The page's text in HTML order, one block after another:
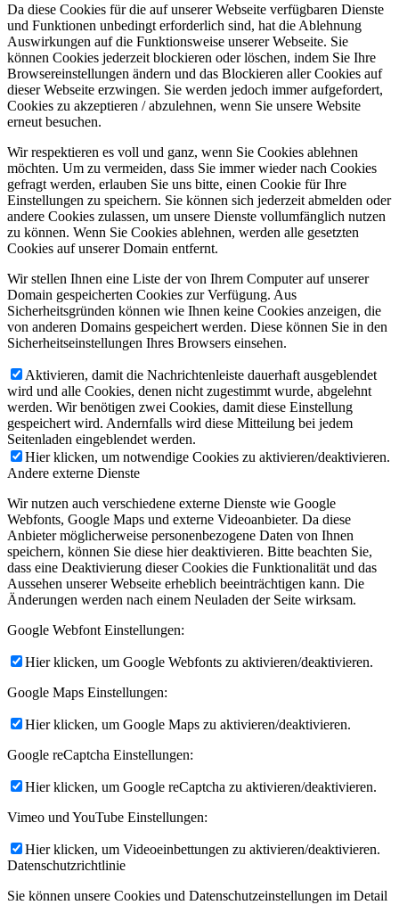
Da diese Cookies für die auf unserer Webseite verfügbaren Dienste
und Funktionen unbedingt erforderlich sind, hat die Ablehnung
Auswirkungen auf die Funktionsweise unserer Webseite. Sie
können Cookies jederzeit blockieren oder löschen, indem Sie Ihre
Browsereinstellungen ändern und das Blockieren aller Cookies auf
dieser Webseite erzwingen. Sie werden jedoch immer aufgefordert,
Cookies zu akzeptieren / abzulehnen, wenn Sie unsere Website
erneut besuchen.
Wir respektieren es voll und ganz, wenn Sie Cookies ablehnen
möchten. Um zu vermeiden, dass Sie immer wieder nach Cookies
gefragt werden, erlauben Sie uns bitte, einen Cookie für Ihre
Einstellungen zu speichern. Sie können sich jederzeit abmelden oder
andere Cookies zulassen, um unsere Dienste vollumfänglich nutzen
zu können. Wenn Sie Cookies ablehnen, werden alle gesetzten
Cookies auf unserer Domain entfernt.
Wir stellen Ihnen eine Liste der von Ihrem Computer auf unserer
Domain gespeicherten Cookies zur Verfügung. Aus
Sicherheitsgründen können wie Ihnen keine Cookies anzeigen, die
von anderen Domains gespeichert werden. Diese können Sie in den
Sicherheitseinstellungen Ihres Browsers einsehen.
Aktivieren, damit die Nachrichtenleiste dauerhaft ausgeblendet
wird und alle Cookies, denen nicht zugestimmt wurde, abgelehnt
werden. Wir benötigen zwei Cookies, damit diese Einstellung
gespeichert wird. Andernfalls wird diese Mitteilung bei jedem
Seitenladen eingeblendet werden.
Hier klicken, um notwendige Cookies zu aktivieren/deaktivieren.
Andere externe Dienste
Wir nutzen auch verschiedene externe Dienste wie Google
Webfonts, Google Maps und externe Videoanbieter. Da diese
Anbieter möglicherweise personenbezogene Daten von Ihnen
speichern, können Sie diese hier deaktivieren. Bitte beachten Sie,
dass eine Deaktivierung dieser Cookies die Funktionalität und das
Aussehen unserer Webseite erheblich beeinträchtigen kann. Die
Änderungen werden nach einem Neuladen der Seite wirksam.
Google Webfont Einstellungen:
Hier klicken, um Google Webfonts zu aktivieren/deaktivieren.
Google Maps Einstellungen:
Hier klicken, um Google Maps zu aktivieren/deaktivieren.
Google reCaptcha Einstellungen:
Hier klicken, um Google reCaptcha zu aktivieren/deaktivieren.
Vimeo und YouTube Einstellungen:
Hier klicken, um Videoeinbettungen zu aktivieren/deaktivieren.
Datenschutzrichtlinie
Sie können unsere Cookies und Datenschutzeinstellungen im Detail